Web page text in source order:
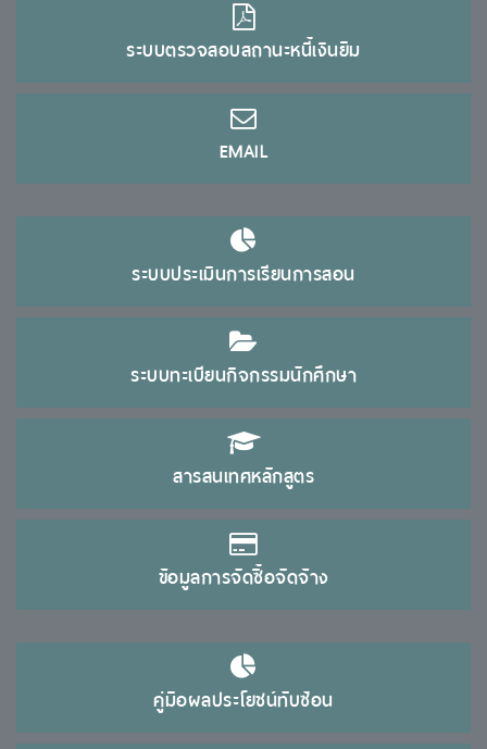
ระบบตรวจสอบสถานะหนี้เงินยืม
EMAIL
ระบบประเมินการเรียนการสอน
ระบบทะเบียนกิจกรรมนักศึกษา
สารสนเทศหลักสูตร
ข้อมูลการจัดซื้อจัดจ้าง
คู่มือผลประโยชน์ทับซ้อน